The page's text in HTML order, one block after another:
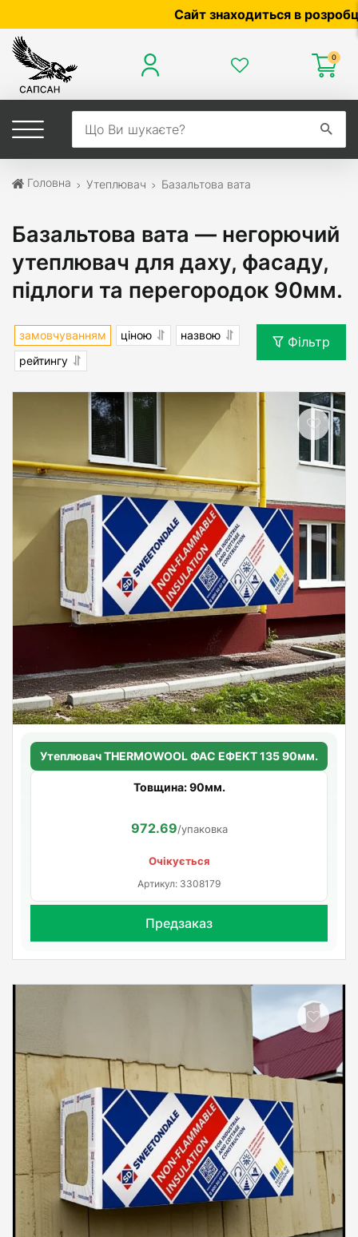
Сайт знаходиться в розробці — по
0
Головна Утеплювач Базальтова вата
Базальтова вата — негорючий
утеплювач для даху, фасаду,
підлоги та перегородок 90мм.
замовчуванням ціною
назвою
рейтингу
Фільтр
Утеплювач THERMOWOOL ФАС ЕФЕКТ 135 90мм.
Товщина: 90мм.
972.69/упаковка
Очікується
Артикул: 3308179
Предзаказ